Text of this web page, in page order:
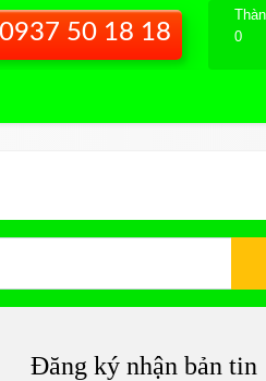
50 18 18
0
Đăng ký nhận bản tin